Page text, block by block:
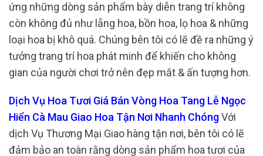
ứng những dòng sản phẩm bày diễn trang trí không
còn không đủ như lẵng hoa, bồn hoa, lọ hoa & những
loại hoa bị khô quá. Chúng bên tôi có lẽ đề ra những ý
tưởng trang trí hoa phát minh để khiến cho không
gian của người chơi trở nên đẹp mắt & ấn tượng hơn.
Dịch Vụ Hoa Tươi Giá Bán Vòng Hoa Tang Lễ Ngọc
Hiển Cà Mau Giao Hoa Tận Nơi Nhanh ChóngVới
dịch Vụ Thương Mại Giao hàng tận nơi, bên tôi có lẽ
đảm bảo an toàn rằng dòng sản phẩm hoa tươi của